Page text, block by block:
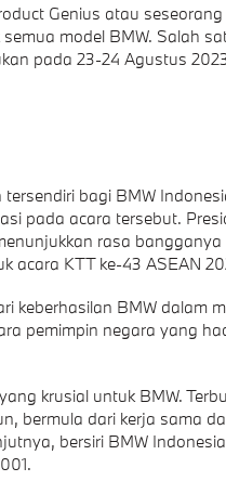
Genius atau
model BMW. Salah
pada 23-24 Agustus
bagi BMW
pada acara tersebut.
rasa bangganya
acara KTT ke-43 ASEAN
keberhasilan BMW dalam
pemimpin negara yang
krusial untuk BMW.
bermula dari kerja sama
bersiri BMW